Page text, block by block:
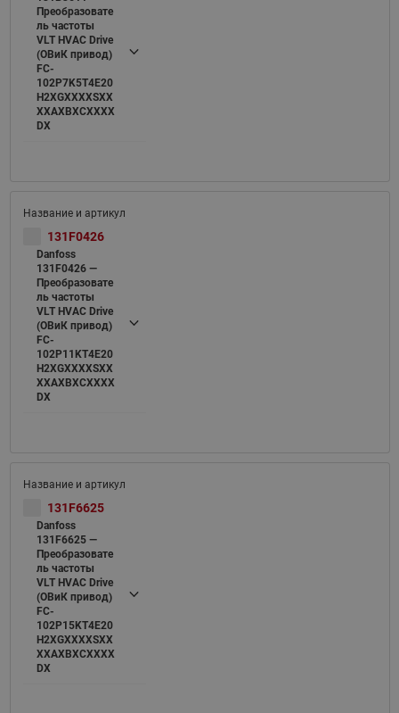
Преобразовате
ль частоты
VLT HVAC Drive
(ОВиК привод)
FC-
102P7K5T4E20
H2XGXXXXSXX
XXAXBXCXXXX
DX
131F0426
Danfoss
131F0426 —
Преобразовате
ль частоты
VLT HVAC Drive
(ОВиК привод)
FC-
102P11KT4E20
H2XGXXXXSXX
XXAXBXCXXXX
DX
131F6625
Danfoss
131F6625 —
Преобразовате
ль частоты
VLT HVAC Drive
(ОВиК привод)
FC-
102P15KT4E20
H2XGXXXXSXX
XXAXBXCXXXX
DX